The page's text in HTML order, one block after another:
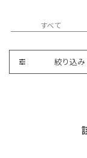
すべて
絞り込み